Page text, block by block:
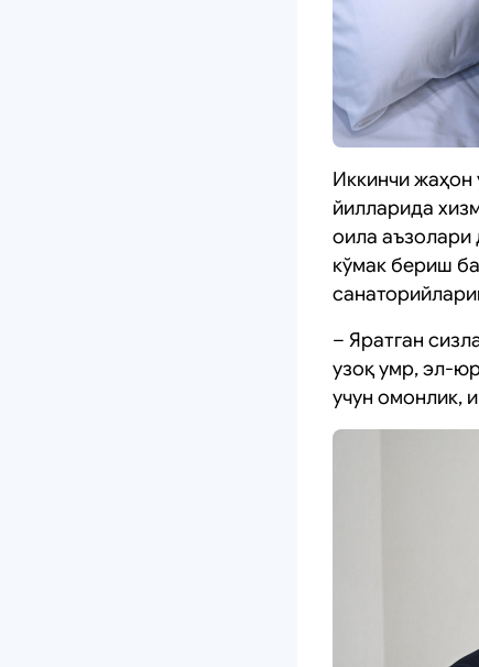
Иккинчи
йилларида
оила аъзолари
кўмак бериш
– Яратган
узоқ умр, эл-
учун омонлик,